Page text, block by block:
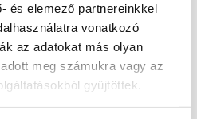
és elemező partnereinkkel
vonatkozó
az adatokat más olyan
meg számukra vagy az
gyűjtöttek.
faragott lapos
Gyönyörűen
találhatók benne.
1,8 cm